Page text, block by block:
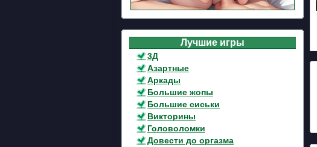
Лучшие игры
3Д
Азартные
Аркады
Большие жопы
Большие сиськи
Викторины
Головоломки
Довести до оргазма